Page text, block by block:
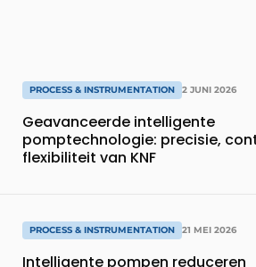
PROCESS & INSTRUMENTATION 2 JUNI 2026
Geavanceerde intelligente
pomptechnologie: precisie,
flexibiliteit van KNF
PROCESS & INSTRUMENTATION 21 MEI 2026
Intelligente pompen reduceren